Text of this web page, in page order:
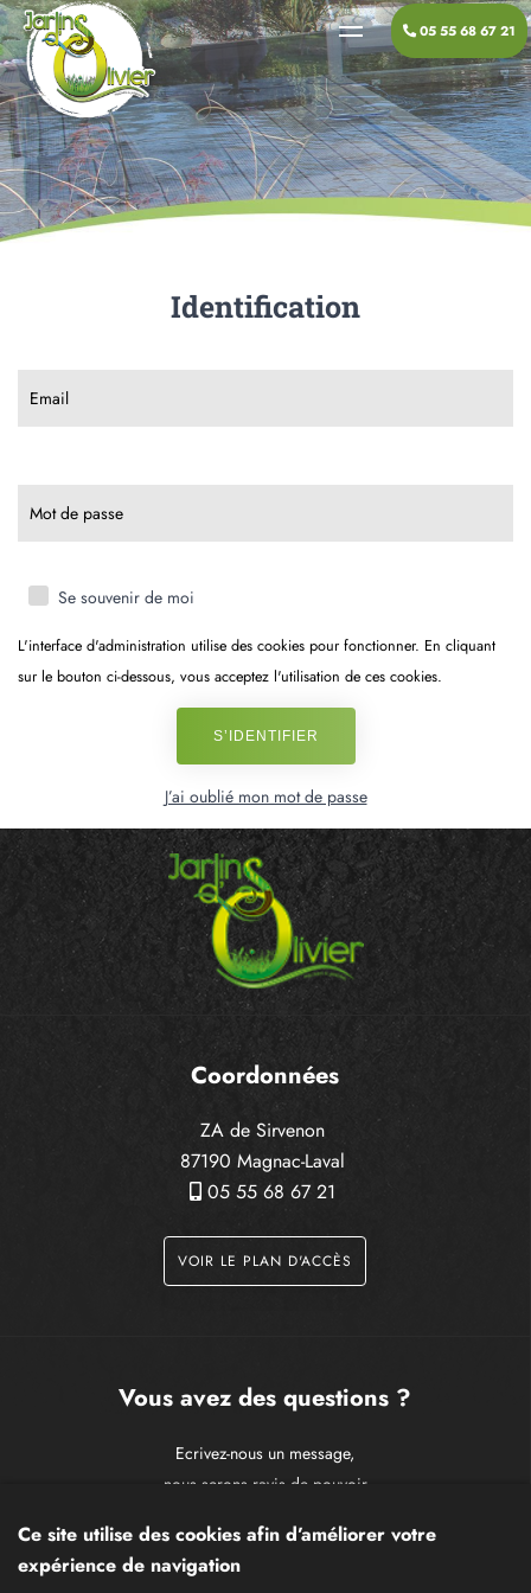
05 55 68 67 21
Identification
Email
Mot de passe
Se souvenir de moi
L'interface d'administration utilise des cookies pour fonctionner. En cliquant
sur le bouton ci-dessous, vous acceptez l'utilisation de ces cookies.
S’IDENTIFIER
J’ai oublié mon mot de passe
Coordonnées
ZA de Sirvenon
87190 Magnac-Laval
05 55 68 67 21
VOIR LE PLAN D'ACCÈS
Vous avez des questions ?
Ecrivez-nous un message,
nous serons ravis de pouvoir
Ce site utilise des cookies afin d’améliorer votre
expérience de navigation